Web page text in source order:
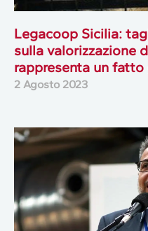
Legacoop Sicilia:
sulla valorizzazione
rappresenta un
2 Agosto 2023